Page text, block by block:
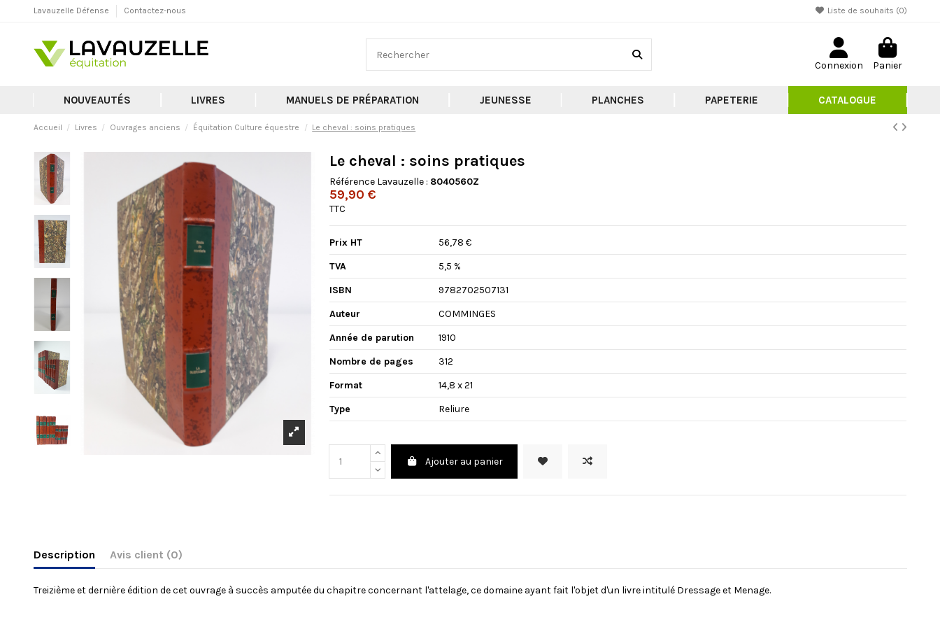
Lavauzelle Défense Contactez-nous Liste de souhaits (0)
Connexion Panier
NOUVEAUTÉS LIVRES MANUELS DE PRÉPARATION JEUNESSE PLANCHES PAPETERIE CATALOGUE
Accueil Livres Ouvrages anciens Équitation Culture équestre Le cheval : soins pratiques
Le cheval : soins pratiques
Référence Lavauzelle : 8040560Z
59,90 €
TTC
Prix HT
56,78 €
TVA
5,5 %
ISBN
9782702507131
Auteur
COMMINGES
Année de parution
1910
Nombre de pages
312
Format
14,8 x 21
Type
Reliure
Ajouter au panier
Description Avis client (0)
Treizième et dernière édition de cet ouvrage à succès amputée du chapitre concernant l'attelage, ce domaine ayant fait l'objet d'un livre intitulé Dressage et Menage.